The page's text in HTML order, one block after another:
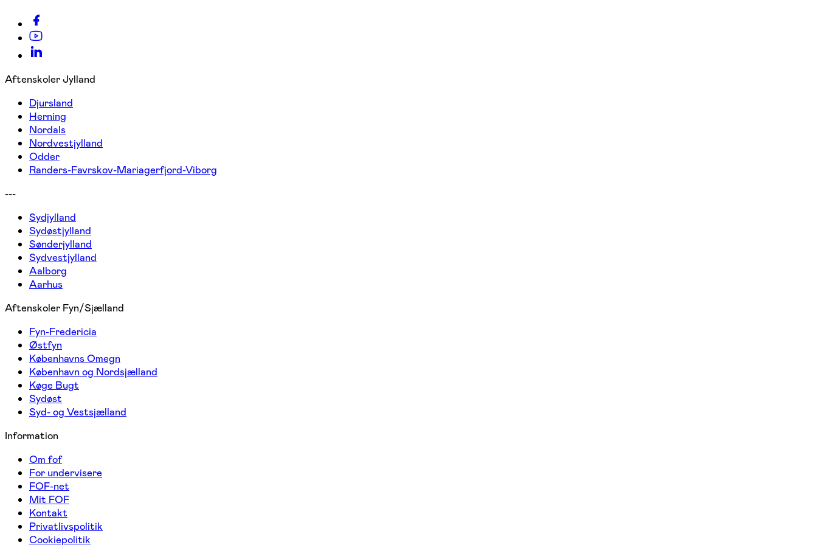
Aftenskoler Jylland
Djursland
Herning
Nordals
Nordvestjylland
Odder
Randers-Favrskov-Mariagerfjord-Viborg
---
Sydjylland
Sydøstjylland
Sønderjylland
Sydvestjylland
Aalborg
Aarhus
Aftenskoler Fyn/Sjælland
Fyn-Fredericia
Østfyn
Københavns Omegn
København og Nordsjælland
Køge Bugt
Sydøst
Syd- og Vestsjælland
Information
Om fof
For undervisere
FOF-net
Mit FOF
Kontakt
Privatlivspolitik
Cookiepolitik